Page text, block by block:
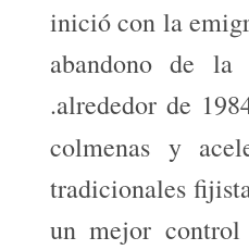
inició con la
abandono de
.alrededor de
colmenas y
tradicionales
un mejor control